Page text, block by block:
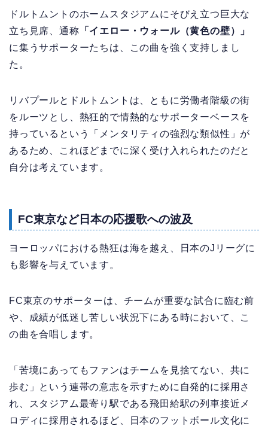
ドルトムントのホームスタジアムにそびえ立つ巨大な
立ち見席、通称 「イエロー・ウォール（黄色の壁）」
に集うサポーターたちは、この曲を強く支持しまし
た。
リバプールとドルトムントは、ともに労働者階級の街
をルーツとし、熱狂的で情熱的なサポーターベースを
持っているという「メンタリティの強烈な類似性」が
あるため、これほどまでに深く受け入れられたのだと
自分は考えています。
FC東京など日本の応援歌への波及
ヨーロッパにおける熱狂は海を越え、日本のJリーグに
も影響を与えています。
FC東京のサポーターは、チームが重要な試合に臨む前
や、成績が低迷し苦しい状況下にある時において、こ
の曲を合唱します。
「苦境にあってもファンはチームを見捨てない、共に
歩む」という連帯の意志を示すために自発的に採用さ
れ、スタジアム最寄り駅である飛田給駅の列車接近メ
ロディに採用されるほど、日本のフットボール文化に